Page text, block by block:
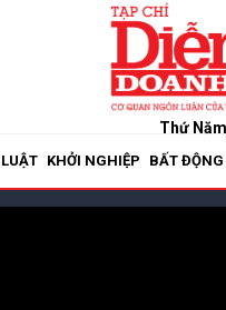
Thứ
KHỞI NGHIỆP BẤT ĐỘNG